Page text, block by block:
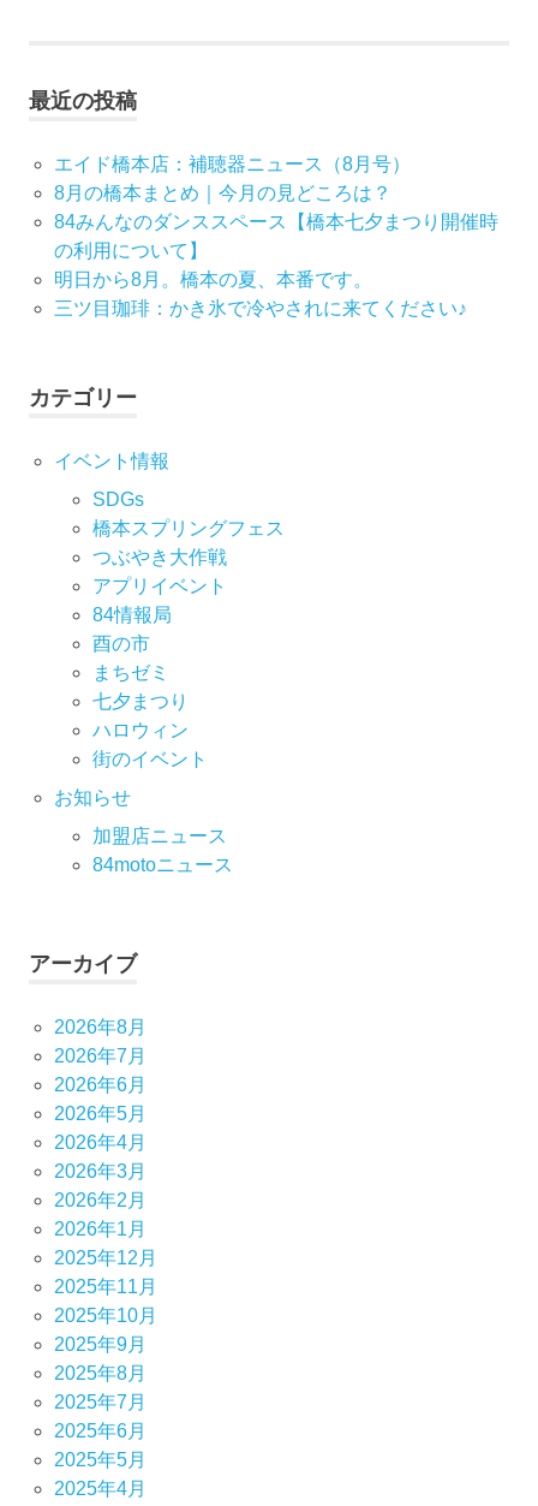
ゲ
シ
ョ
ン
最近の投稿
エイド橋本店：補聴器ニュース（8月号）
8月の橋本まとめ｜今月の見どころは？
84みんなのダンススペース【橋本七夕まつり開催時
の利用について】
明日から8月。橋本の夏、本番です。
三ツ目珈琲：かき氷で冷やされに来てください♪
カテゴリー
イベント情報
SDGs
橋本スプリングフェス
つぶやき大作戦
アプリイベント
84情報局
酉の市
まちゼミ
七⼣まつり
ハロウィン
街のイベント
お知らせ
加盟店ニュース
84motoニュース
アーカイブ
2026年8月
2026年7月
2026年6月
2026年5月
2026年4月
2026年3月
2026年2月
2026年1月
2025年12月
2025年11月
2025年10月
2025年9月
2025年8月
2025年7月
2025年6月
2025年5月
2025年4月